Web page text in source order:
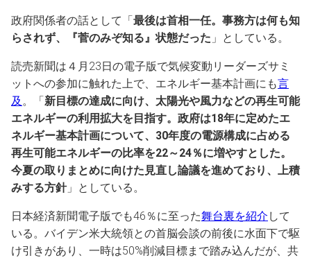
政府関係者の話として「最後は首相一任。事務方は何も知
らされず、『菅のみぞ知る』状態だった 」としている。
読売新聞は４月23日の電子版で気候変動リーダーズサミ
ットへの参加に触れた上で、エネルギー基本計画にも言
及 。「新目標の達成に向け、太陽光や風力などの再生可能
エネルギーの利用拡大を目指す。政府は18年に定めたエ
ネルギー基本計画について、30年度の電源構成に占める
再生可能エネルギーの比率を22～24％に増やすとした。
今夏の取りまとめに向けた見直し論議を進めており、上積
みする方針」としている。
日本経済新聞電子版でも46％に至った舞台裏を紹介 して
いる。バイデン米大統領との首脳会談の前後に水面下で駆
け引きがあり、一時は50%削減目標まで踏み込んだが、共